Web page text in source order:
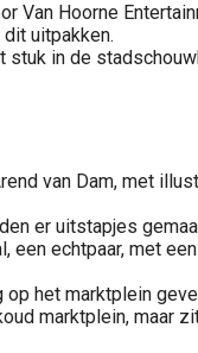
Van Hoorne
uitpakken.
in de
van Dam, met
er uitstapjes
echtpaar, met
het marktplein
marktplein, maar